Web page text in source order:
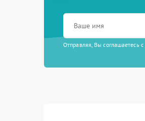
Отправляя, Вы соглашаетесь с